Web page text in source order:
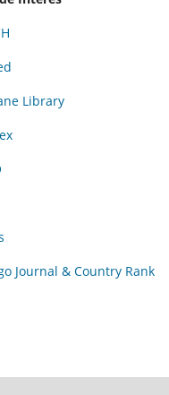
Library
Journal & Country Rank